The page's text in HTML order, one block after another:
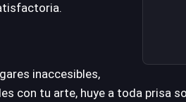
inaccesibles,
con tu arte, huye a toda prisa